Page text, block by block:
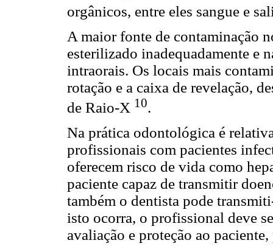
orgânicos, entre eles sangue e
A maior fonte de contaminação
esterilizado inadequadamente e
intraorais. Os locais mais
rotação e a caixa de revelação,
de Raio-X 10.
Na prática odontológica é
profissionais com pacientes
oferecem risco de vida como
paciente capaz de transmitir
também o dentista pode
isto ocorra, o profissional deve
avaliação e proteção ao